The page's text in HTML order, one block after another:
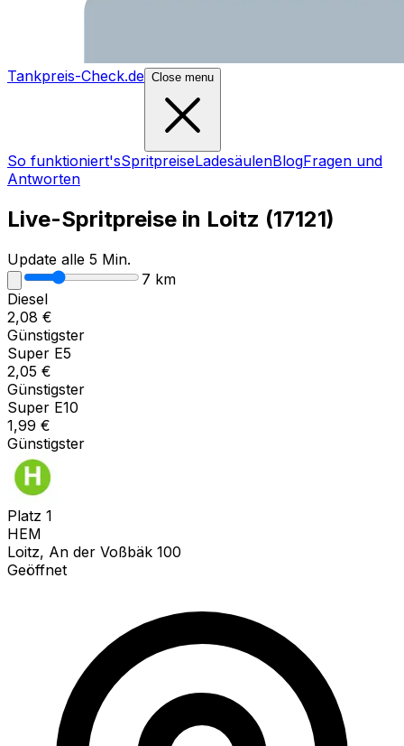
Tankpreis-Check.de Close menu
So funktioniert'sSpritpreiseLadesäulenBlogFragen und
Antworten
Live-Spritpreise in Loitz (17121)
Update alle 5 Min.
7 km
Diesel
2,08 €
Günstigster
Super E5
2,05 €
Günstigster
Super E10
1,99 €
Günstigster
Platz 1
HEM
Loitz, An der Voßbäk 100
Geöffnet